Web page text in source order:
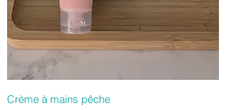
Crème à mains pêche